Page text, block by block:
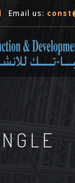
Email us: